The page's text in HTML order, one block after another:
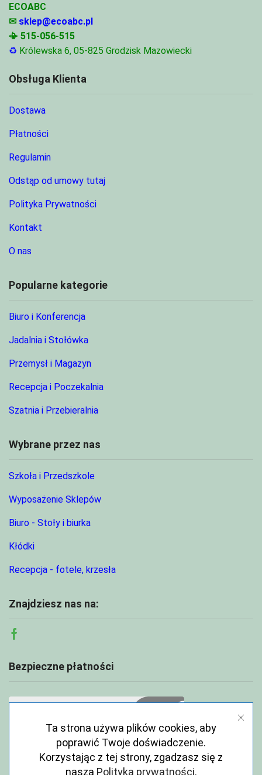
ECOABC
✉ sklep@ecoabc.pl
📳 515-056-515
♻ Królewska 6, 05-825 Grodzisk Mazowiecki
Obsługa Klienta
Dostawa
Płatności
Regulamin
Odstąp od umowy tutaj
Polityka Prywatności
Kontakt
O nas
Popularne kategorie
Biuro i Konferencja
Jadalnia i Stołówka
Przemysł i Magazyn
Recepcja i Poczekalnia
Szatnia i Przebieralnia
Wybrane przez nas
Szkoła i Przedszkole
Wyposażenie Sklepów
Biuro - Stoły i biurka
Kłódki
Recepcja - fotele, krzesła
Znajdziesz nas na:
Facebook
Bezpieczne płatności
Ta strona używa plików cookies, aby
poprawić Twoje doświadczenie.
Korzystając z tej strony, zgadzasz się z
naszą Polityka prywatności.